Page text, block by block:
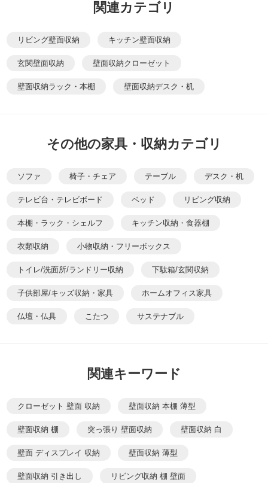
関連カテゴリ
リビング壁面収納 キッチン壁面収納
玄関壁面収納 壁面収納クローゼット
壁面収納ラック・本棚 壁面収納デスク・机
その他の家具・収納カテゴリ
ソファ 椅子・チェア テーブル デスク・机
テレビ台・テレビボード ベッド リビング収納
本棚・ラック・シェルフ キッチン収納・食器棚
衣類収納 小物収納・フリーボックス
トイレ/洗面所/ランドリー収納 下駄箱/玄関収納
子供部屋/キッズ収納・家具 ホームオフィス家具
仏壇・仏具 こたつ サステナブル
関連キーワード
クローゼット 壁面 収納 壁面収納 本棚 薄型
壁面収納 棚 突っ張り 壁面収納 壁面収納 白
壁面 ディスプレイ 収納 壁面収納 薄型
壁面収納 引き出し リビング収納 棚 壁面